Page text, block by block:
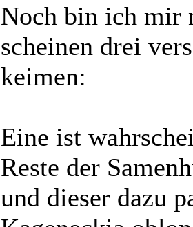
Noch bin ich mir
scheinen drei
keimen:
Eine ist
Reste der
und dieser dazu